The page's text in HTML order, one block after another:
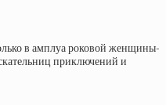
в амплуа роковой женщины-
приключений и